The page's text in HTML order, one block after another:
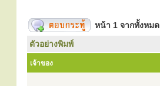
หน้า 1 จากทั้งหมด
ตัวอย่างพิมพ์
เจ้าของ